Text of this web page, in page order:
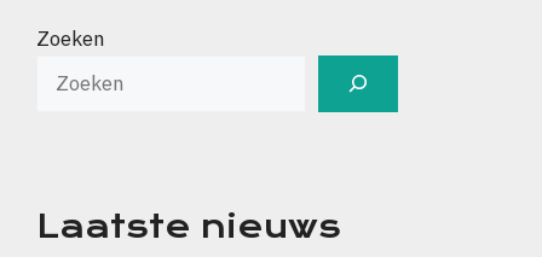
Zoeken
Laatste nieuws